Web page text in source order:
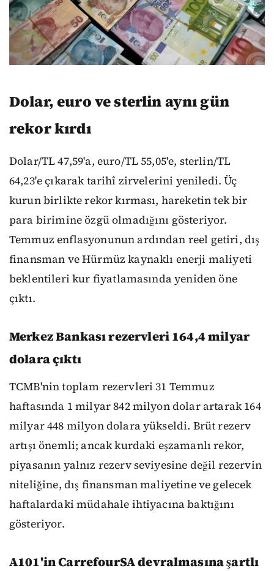
Dolar, euro ve sterlin aynı gün
rekor kırdı
Dolar/TL 47,59'a, euro/TL 55,05'e, sterlin/TL
64,23'e çıkarak tarihî zirvelerini yeniledi. Üç
kurun birlikte rekor kırması, hareketin tek bir
para birimine özgü olmadığını gösteriyor.
Temmuz enflasyonunun ardından reel getiri, dış
finansman ve Hürmüz kaynaklı enerji maliyeti
beklentileri kur fiyatlamasında yeniden öne
çıktı.
Merkez Bankası rezervleri 164,4 milyar
dolara çıktı
TCMB'nin toplam rezervleri 31 Temmuz
haftasında 1 milyar 842 milyon dolar artarak 164
milyar 448 milyon dolara yükseldi. Brüt rezerv
artışı önemli; ancak kurdaki eşzamanlı rekor,
piyasanın yalnız rezerv seviyesine değil rezervin
niteliğine, dış finansman maliyetine ve gelecek
haftalardaki müdahale ihtiyacına baktığını
gösteriyor.
A101'in CarrefourSA devralmasına şartlı